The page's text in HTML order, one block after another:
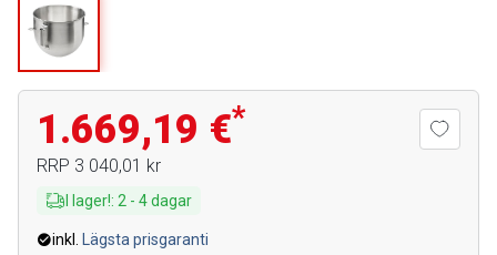
1.669,19 €*
RRP 3 040,01 kr
I lager!: 2 - 4dagar
inkl.
Lägsta prisgaranti